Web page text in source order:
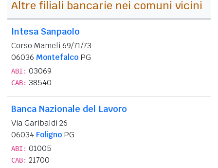
Altre filiali bancarie nei comuni vicini
Intesa Sanpaolo
Corso Mameli 69/71/73
06036 Montefalco PG
ABI: 03069
CAB: 38540
Banca Nazionale del Lavoro
Via Garibaldi 26
06034 Foligno PG
ABI: 01005
CAB: 21700